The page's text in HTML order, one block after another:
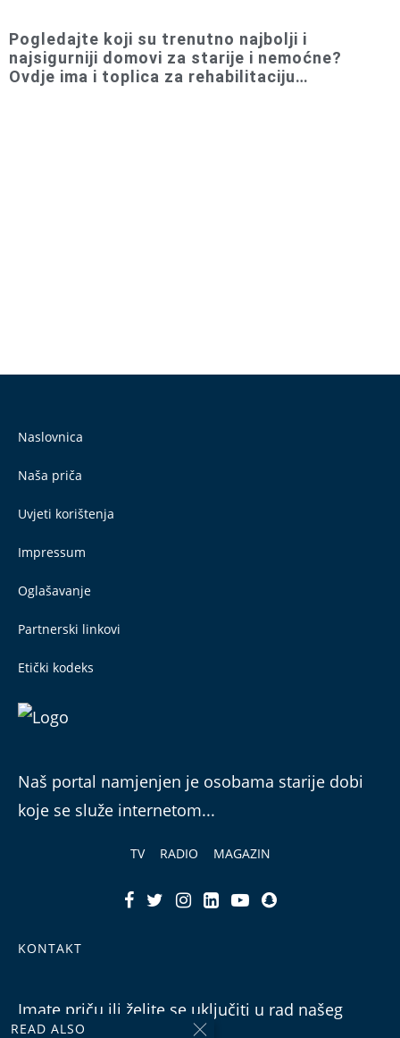
Pogledajte koji su trenutno najbolji i
najsigurniji domovi za starije i nemoćne?
Ovdje ima i toplica za rehabilitaciju…
Naslovnica
Naša priča
Uvjeti korištenja
Impressum
Oglašavanje
Partnerski linkovi
Etički kodeks
Naš portal namjenjen je osobama starije dobi
koje se služe internetom...
TV RADIO MAGAZIN
KONTAKT
Imate priču ili želite se uključiti u rad našeg
READ ALSO